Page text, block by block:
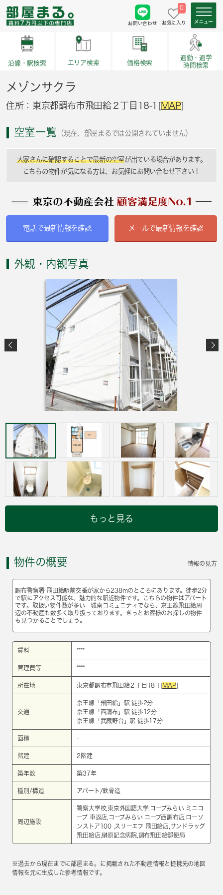
お問い合わせ
0
お気に入り
沿線・駅検索 エリア検索 価格検索
通勤・通学
時間検索
メゾンサクラ
住所：東京都調布市飛田給２丁目18-1[MAP]
空室一覧 （現在、部屋まるでは公開されていません）
大家さんに確認することで最新の空室が出ている場合があります。
こちらの物件が気になる方は、お気軽にお問い合わせ下さい！
電話で最新情報を確認 メールで最新情報を確認
外観・内観写真
もっと見る
物件の概要 情報の見方
調布警察署 飛田給駅前交番が家から238mのところにあります。徒歩2分
で駅にアクセス可能な、魅力的な駅近物件です。こちらの物件はアパート
です。取扱い物件数が多い 城南コミュニティでなら、京王線飛田給周
辺の不動産も数多く取り扱っております。きっとお客様のお探しの物件
も見つかることでしょう。
賃料 ****
管理費等 ****
所在地 東京都調布市飛田給２丁目18-1[ MAP]
交通
京王線 「 飛田給」駅 徒歩2分
京王線 「 西調布」駅 徒歩12分
京王線 「 武蔵野台 」駅 徒歩17分
面積 -
階建 2階建
築年数 築37年
種別/構造 アパート/鉄骨造
周辺施設
警察大学校,東京外国語大学,コープみらい ミニコ
ープ 車返店,コープみらい コープ西調布店,ローソ
ンストア100 ,スリーエフ 飛田給店,サンドラッグ
飛田給店,榊原記念病院,調布飛田給郵便局
※過去から現在までに部屋まる。に掲載された不動産情報と提携先の地図
情報を元に生成した参考情報です。